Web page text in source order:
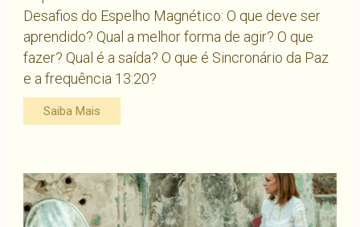
Desafios do Espelho Magnético: O que deve ser
aprendido? Qual a melhor forma de agir? O que
fazer? Qual é a saída? O que é Sincronário da Paz
e a frequência 13:20?
Saiba Mais